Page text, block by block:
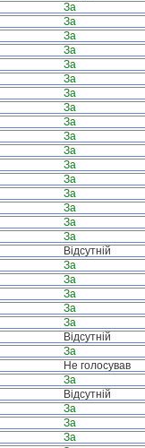
За
За
За
За
За
За
За
За
За
За
За
За
За
За
За
За
За
Відсутній
За
За
За
За
За
Відсутній
За
Не голосував
За
Відсутній
За
За
За